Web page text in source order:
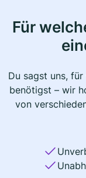
Für
Du sagst uns,
benötigst – wir
von